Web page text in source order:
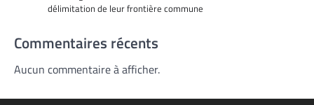
délimitation de leur frontière commune
Commentaires récents
Aucun commentaire à afficher.